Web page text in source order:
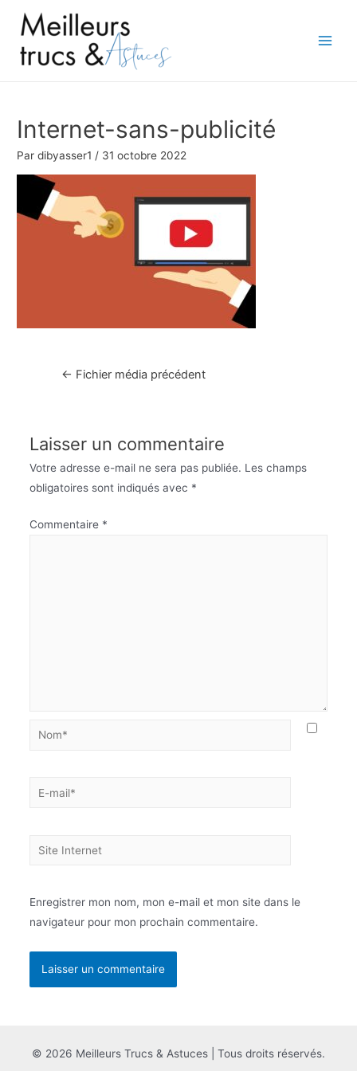
contenu
Internet-sans-publicité
Pardibyasser1 / 31 octobre 2022
Navigation
← Fichier média précédent
Laisser un commentaire
Votre adresse e-mail ne sera pas publiée. Les champs
obligatoires sont indiqués avec *
Commentaire *
Nom*
E-
Site
Enregistrer mon nom, mon e-mail et mon site dans le
navigateur pour mon prochain commentaire.
© 2026 Meilleurs Trucs & Astuces | Tous droits réservés.